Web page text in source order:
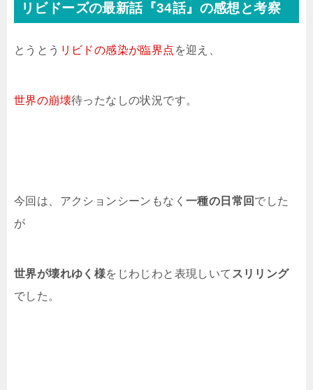
リビドーズの最新話『34話』の感想と考察
とうとう リビドの感染が臨界点 を迎え、
世界の崩壊待ったなしの状況です。
今回は、アクションシーンもなく 一種の日常回 でした
が
世界が壊れゆく様をじわじわと表現しいて スリリング
でした。